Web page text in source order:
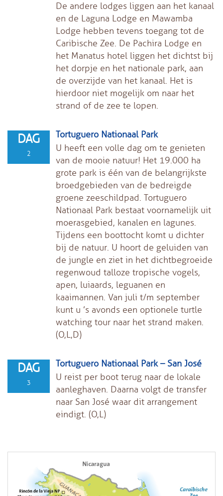
De andere lodges liggen aan het kanaal
en de Laguna Lodge en Mawamba
Lodge hebben tevens toegang tot de
Caribische Zee. De Pachira Lodge en
het Manatus hotel liggen het dichtst bij
het dorpje en het nationale park, aan
de overzijde van het kanaal. Het is
hierdoor niet mogelijk om naar het
strand of de zee te lopen.
DAG
2
Tortuguero Nationaal Park
U heeft een volle dag om te genieten
van de mooie natuur! Het 19.000 ha
grote park is één van de belangrijkste
broedgebieden van de bedreigde
groene zeeschildpad. Tortuguero
Nationaal Park bestaat voornamelijk uit
moerasgebied, kanalen en lagunes.
Tijdens een boottocht komt u dichter
bij de natuur. U hoort de geluiden van
de jungle en ziet in het dichtbegroeide
regenwoud talloze tropische vogels,
apen, luiaards, leguanen en
kaaimannen. Van juli t/m september
kunt u ’s avonds een optionele turtle
watching tour naar het strand maken.
(O,L,D)
DAG
3
Tortuguero Nationaal Park – San José
U reist per boot terug naar de lokale
aanleghaven. Daarna volgt de transfer
naar San José waar dit arrangement
eindigt. (O,L)